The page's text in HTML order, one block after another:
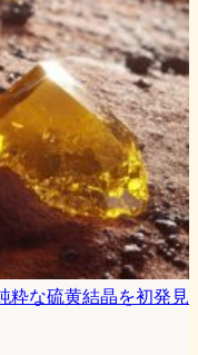
粋な硫黄結晶を初発見